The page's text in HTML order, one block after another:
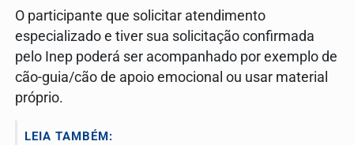
O participante que solicitar atendimento
especializado e tiver sua solicitação confirmada
pelo Inep poderá ser acompanhado por exemplo de
cão-guia/cão de apoio emocional ou usar material
próprio.
LEIA TAMBÉM: